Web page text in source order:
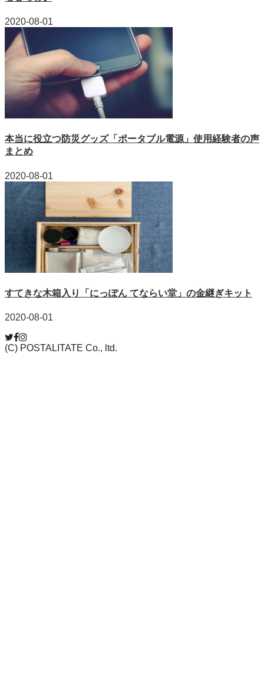
2020-08-01
本当に役立つ防災グッズ「ポータブル電源」使用経験者の声
まとめ
2020-08-01
すてきな木箱入り「にっぽん てならい堂」の金継ぎキット
2020-08-01
(C) POSTALITATE Co., ltd.